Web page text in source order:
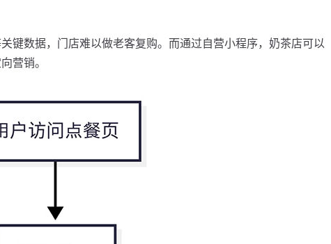
键数据，门店难以做老客复购。而通过自营小程序，奶茶店可以
营销。